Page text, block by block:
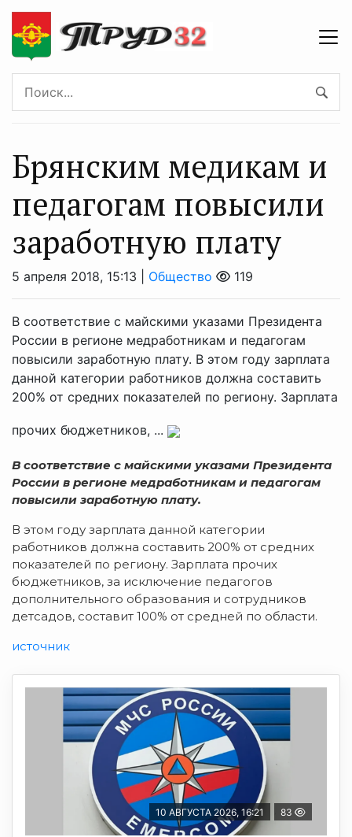
Брянским медикам и
педагогам повысили
заработную плату
5 апреля 2018, 15:13 | Общество 119
В соответствие с майскими указами Президента
России в регионе медработникам и педагогам
повысили заработную плату. В этом году зарплата
данной категории работников должна составить
200% от средних показателей по региону. Зарплата
прочих бюджетников, ...
В соответствие с майскими указами Президента
России в регионе медработникам и педагогам
повысили заработную плату.
В этом году зарплата данной категории
работников должна составить 200% от средних
показателей по региону. Зарплата прочих
бюджетников, за исключение педагогов
дополнительного образования и сотрудников
детсадов, составит 100% от средней по области.
источник
10 АВГУСТА 2026, 16:21 83